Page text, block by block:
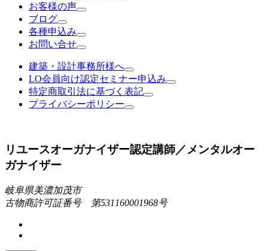
お客様の声
ブログ
各種申込み
お問い合せ
建築・設計事務所様へ
LO会員向け認定セミナー申込み
特定商取引法に基づく表記
プライバシーポリシー
リユースオーガナイザー認定講師／メンタルオー
ガナイザー
岐阜県美濃加茂市
古物商許可証番号 第531160001968号